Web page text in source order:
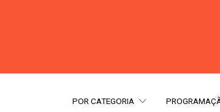
POR CATEGORIA